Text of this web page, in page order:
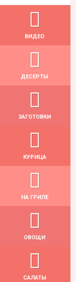
ВИДЕО
ДЕСЕРТЫ
ЗАГОТОВКИ
КУРИЦА
НА ГРИЛЕ
ОВОЩИ
САЛАТЫ